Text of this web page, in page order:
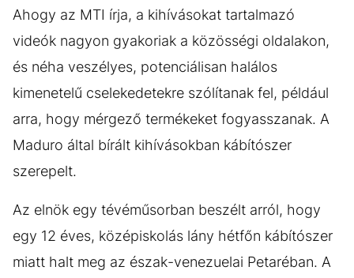
Ahogy az MTI írja, a kihívásokat tartalmazó
videók nagyon gyakoriak a közösségi oldalakon,
és néha veszélyes, potenciálisan halálos
kimenetelű cselekedetekre szólítanak fel, például
arra, hogy mérgező termékeket fogyasszanak. A
Maduro által bírált kihívásokban kábítószer
szerepelt.
Az elnök egy tévéműsorban beszélt arról, hogy
egy 12 éves, középiskolás lány hétfőn kábítószer
miatt halt meg az észak-venezuelai Petaréban. A